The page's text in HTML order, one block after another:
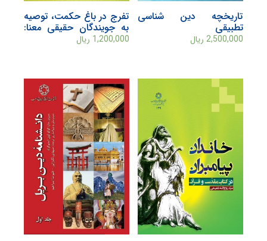
تاریخچه دین شناسی
تطبیقی
2,500,000 ریال
تفرج در باغ حکمت، توصيه
به جويندگان حقيقی معنا:
تاملاتی بر تعاليم معنوی
1,200,000 ریال